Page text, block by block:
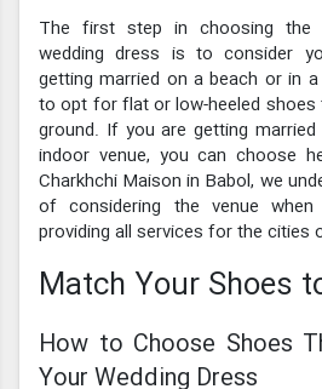
The first step in choosing
wedding dress is to consider
getting married on a beach or in
to opt for flat or low-heeled
ground. If you are getting
indoor venue, you can choose
Charkhchi Maison in Babol, we
of considering the venue
providing all services for the cities
Match Your Shoes
How to Choose Shoes
Your Wedding Dress